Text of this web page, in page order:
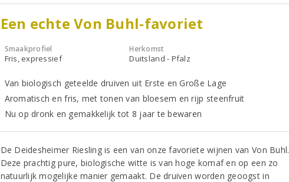
Een echte Von Buhl-favoriet
Smaakprofiel
Fris, expressief
Herkomst
Duitsland - Pfalz
Van biologisch geteelde druiven uit Erste en Große Lage
Aromatisch en fris, met tonen van bloesem en rijp steenfruit
Nu op dronk en gemakkelijk tot 8 jaar te bewaren
De Deidesheimer Riesling is een van onze favoriete wijnen van Von Buhl.
Deze prachtig pure, biologische witte is van hoge komaf en op een zo
natuurlijk mogelijke manier gemaakt. De druiven worden geoogst in